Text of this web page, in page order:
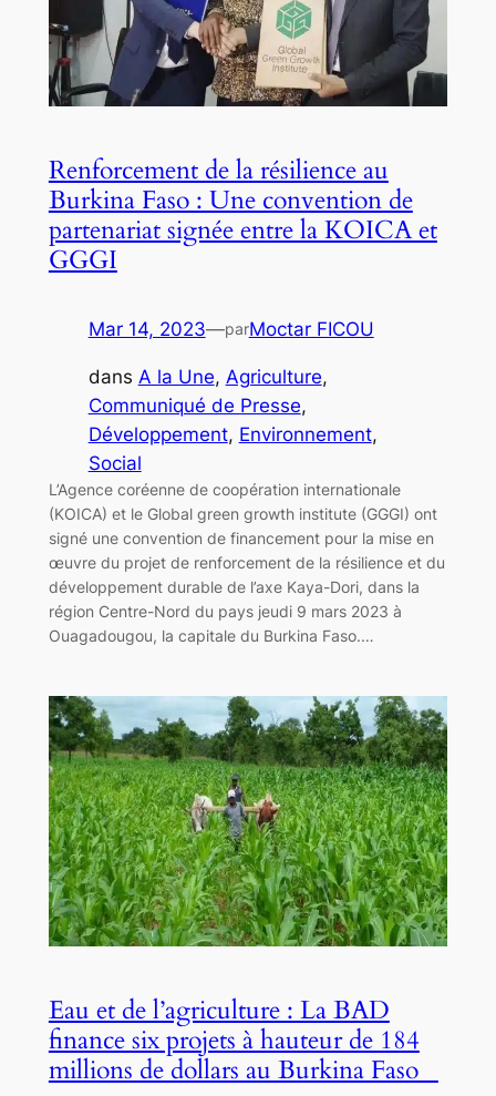
Renforcement de la résilience au
Burkina Faso : Une convention de
partenariat signée entre la KOICA et
GGGI
Mar 14, 2023—parMoctar FICOU
dans A la Une, Agriculture
Communiqué de Presse
Développement, Environnement
Social
L’Agence coréenne de coopération internationale
(KOICA) et le Global green growth institute (GGGI) ont
signé une convention de financement pour la mise en
œuvre du projet de renforcement de la résilience et du
développement durable de l’axe Kaya-Dori, dans la
région Centre-Nord du pays jeudi 9 mars 2023 à
Ouagadougou, la capitale du Burkina Faso.…
Eau et de l’agriculture : La BAD
finance six projets à hauteur de 184
millions de dollars au Burkina Faso